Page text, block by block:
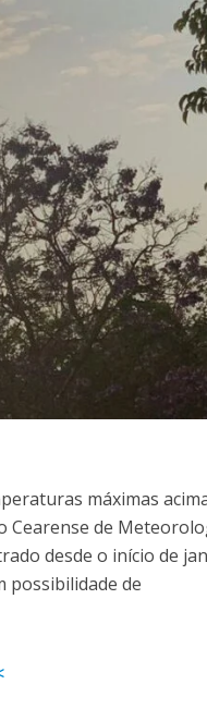
máximas
Cearense de
desde o início de
possibilidade de